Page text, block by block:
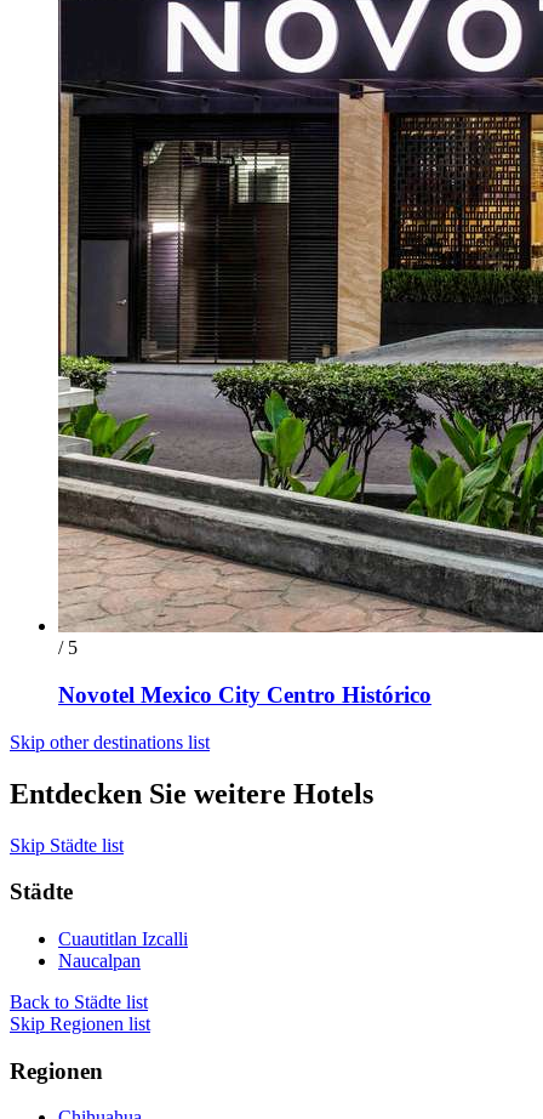
/ 5
Novotel Mexico City Centro Histórico
Skip other destinations list
Entdecken Sie weitere Hotels
Skip Städte list
Städte
Cuautitlan Izcalli
Naucalpan
Back to Städte list
Skip Regionen list
Regionen